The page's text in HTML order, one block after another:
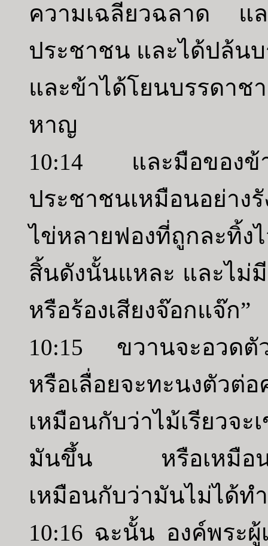
ความเฉลียวฉลาด แล
ประชาชน และได้ปล้น
และข้าได้โยนบรรดาช
หาญ
10:14 และมือของข้า
ประชาชนเหมือนอย่าง
ไข่หลายฟองที่ถูกละทิ้ง
สิ้นดังนั้นแหละ และไม่
หรือร้องเสียงจ๊อกแจ๊ก”
10:15 ขวานจะอวดตั
หรือเลื่อยจะทะนงตัวต่
เหมือนกับว่าไม้เรียวจ
มันขึ้น หรือเหมือนกั
เหมือนกับว่ามันไม่ได้ท
10:16 ฉะนั้น องค์พระผู้